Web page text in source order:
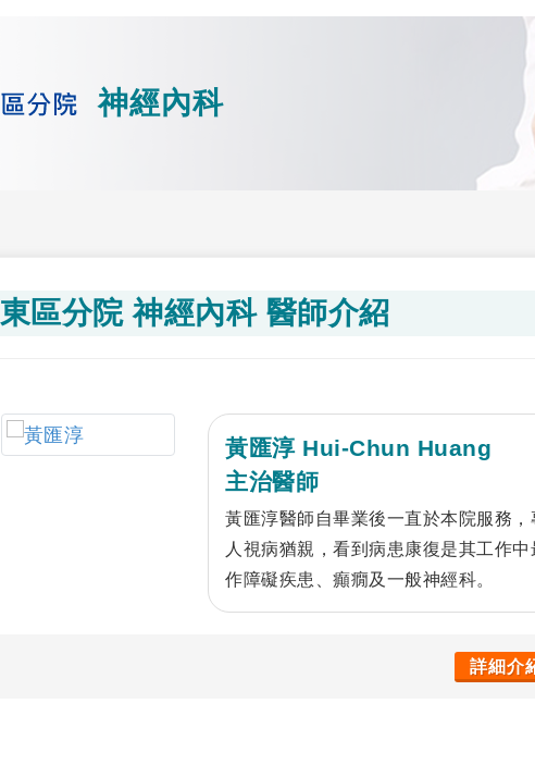
神經內科
東區分院 神經內科 醫師介紹
黃匯淳 Hui-Chun Huang
主治醫師
黃匯淳醫師自畢業後一直於本院服務
人視病猶親，看到病患康復是其工作
作障礙疾患、癲癇及一般神經科。
詳細介